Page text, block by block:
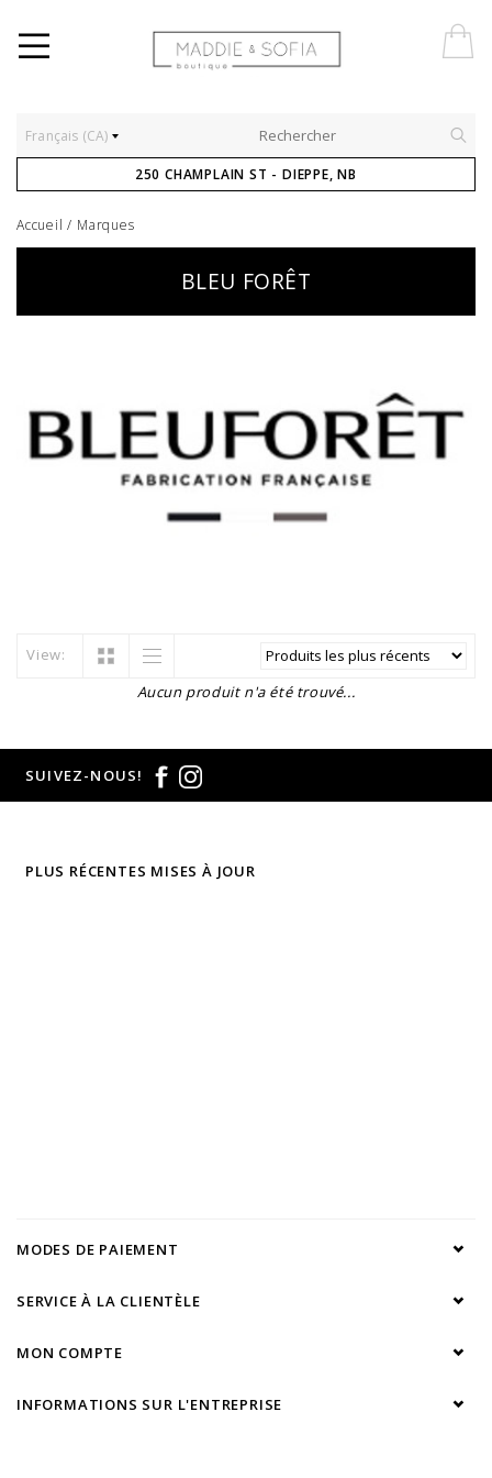
Français (CA)
250 CHAMPLAIN ST - DIEPPE, NB
Accueil / Marques
BLEU FORÊT
View:
Aucun produit n'a été trouvé...
SUIVEZ-NOUS!
PLUS RÉCENTES MISES À JOUR
MODES DE PAIEMENT
SERVICE À LA CLIENTÈLE
MON COMPTE
INFORMATIONS SUR L'ENTREPRISE